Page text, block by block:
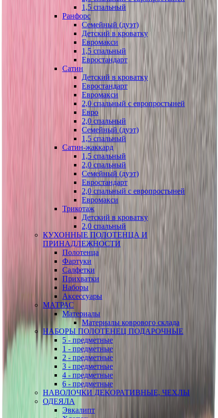
1,5 спальный
Ранфорс
Семейный (дуэт)
Детский в кроватку
Евромакси
1,5 спальный
Евростандарт
Сатин
Детский в кроватку
Евростандарт
Евромакси
2,0 спальный с европростыней
Евро
2,0 спальный
Семейный (дуэт)
1,5 спальный
Сатин-жаккард
1,5 спальный
2,0 спальный
Семейный (дуэт)
Евростандарт
2,0 спальный с европростыней
Евромакси
Трикотаж
Детский в кроватку
2,0 спальный
КУХОННЫЕ ПОЛОТЕНЦА И
ПРИНАДЛЕЖНОСТИ
Полотенца
Фартуки
Салфетки
Прихватки
Наборы
Аксессуары
МАТРАС
Материалы
Материалы коврового склада
НАБОРЫ ПОЛОТЕНЕЦ ПОДАРОЧНЫЕ
5 - предметные
1 - предметные
2 - предметные
3 - предметные
4 - предметные
6 - предметные
НАВОЛОЧКИ ДЕКОРАТИВНЫЕ, ЧЕХЛЫ
ОДЕЯЛА
Эвкалипт